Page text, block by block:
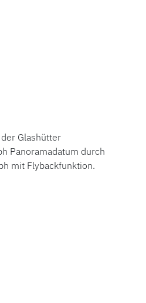
Glashütter
Panoramadatum durch
mit Flybackfunktion.